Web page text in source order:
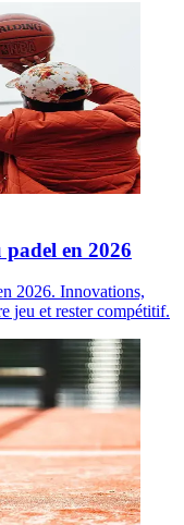
en 2026
2026. Innovations,
jeu et rester compétitif.